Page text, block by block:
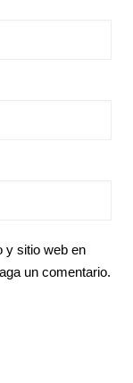
y sitio web en
un comentario.